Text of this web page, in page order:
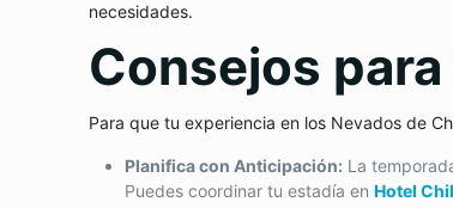
necesidades.
Consejos
Para que tu experiencia en los Nevados de
Planifica con Anticipación: La
Puedes coordinar tu estadía enHotel